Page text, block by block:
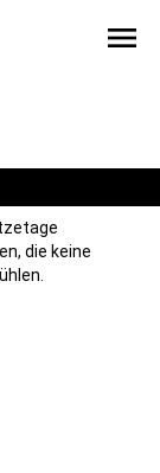
menu
die keine